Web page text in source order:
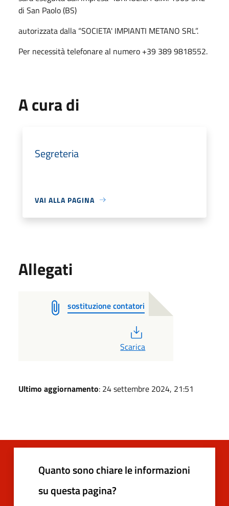
di San Paolo (BS)
autorizzata dalla “SOCIETA' IMPIANTI METANO SRL”.
Per necessità telefonare al numero +39 389 9818552.
A cura di
Segreteria
VAI ALLA PAGINA
Allegati
sostituzione contatori
Scarica
Ultimo aggiornamento: 24 settembre 2024, 21:51
Quanto sono chiare le informazioni
su questa pagina?